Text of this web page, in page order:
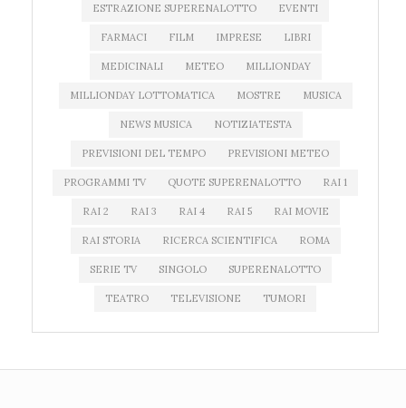
ESTRAZIONE SUPERENALOTTO EVENTI
FARMACI FILM IMPRESE LIBRI
MEDICINALI METEO MILLIONDAY
MILLIONDAY LOTTOMATICA MOSTRE MUSICA
NEWS MUSICA NOTIZIATESTA
PREVISIONI DEL TEMPO PREVISIONI METEO
PROGRAMMI TV QUOTE SUPERENALOTTO RAI 1
RAI 2 RAI 3 RAI 4 RAI 5 RAI MOVIE
RAI STORIA RICERCA SCIENTIFICA ROMA
SERIE TV SINGOLO SUPERENALOTTO
TEATRO TELEVISIONE TUMORI